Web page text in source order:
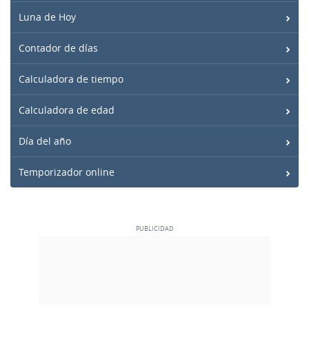
Luna de Hoy
Contador de días
Calculadora de tiempo
Calculadora de edad
Día del año
Temporizador online